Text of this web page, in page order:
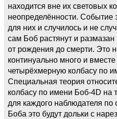
находится вне их световых
неопределённости.
для них и случилось и не
сам Боб растянут и
от рождения до смерти. Это
континуально много и
четырёхмерную колбасу по
Специальная теория
колбасу по имени Боб-4D на
для каждого наблюдателя по
Боба это будут дольки с